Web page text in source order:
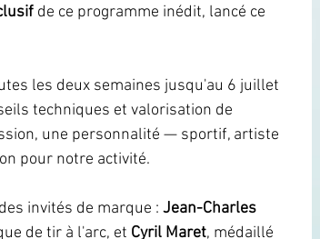
de ce programme inédit, lancé ce
les deux semaines jusqu'au 6 juillet
techniques et valorisation de
une personnalité — sportif, artiste
pour notre activité.
invités de marque : Jean-Charles
de tir à l'arc, et Cyril Maret, médaillé